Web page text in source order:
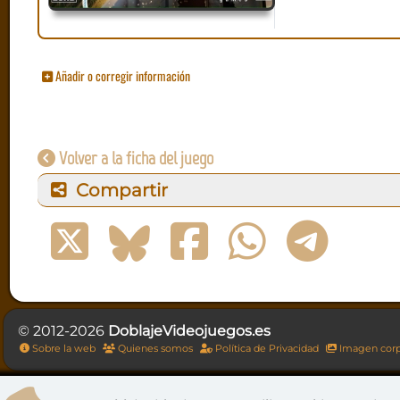
Añadir o corregir información
Volver a la ficha del juego
Compartir
© 2012-2026 DoblajeVideojuegos.es
Sobre la web Quienes somos Política de Privacidad Imagen